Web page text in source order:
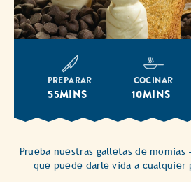
PREPARAR
55MINS
COCINAR
10MINS
Prueba nuestras galletas de momias
que puede darle vida a cualquier